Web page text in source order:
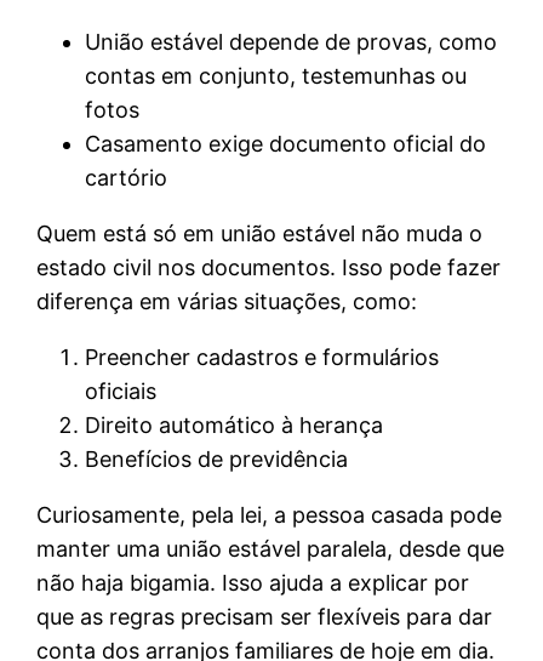
União estável depende de provas, como
contas em conjunto, testemunhas ou
fotos
Casamento exige documento oficial do
cartório
Quem está só em união estável não muda o
estado civil nos documentos. Isso pode fazer
diferença em várias situações, como:
Preencher cadastros e formulários
oficiais
Direito automático à herança
Benefícios de previdência
Curiosamente, pela lei, a pessoa casada pode
manter uma união estável paralela, desde que
não haja bigamia. Isso ajuda a explicar por
que as regras precisam ser flexíveis para dar
conta dos arranjos familiares de hoje em dia.